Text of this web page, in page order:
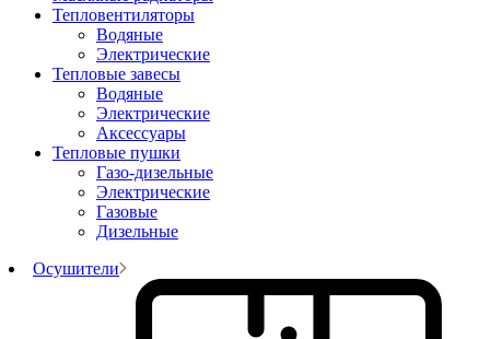
Тепловентиляторы
Водяные
Электрические
Тепловые завесы
Водяные
Электрические
Аксессуары
Тепловые пушки
Газо-дизельные
Электрические
Газовые
Дизельные
Осушители